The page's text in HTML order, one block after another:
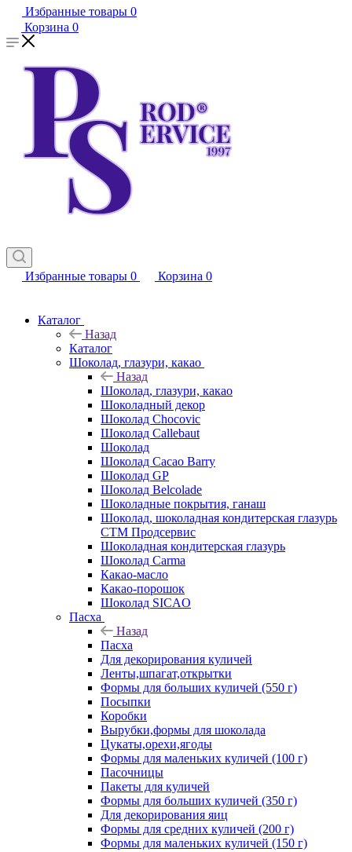
Избранные товары 0
Корзина 0
Избранные товары 0 Корзина 0
Каталог
Назад
Каталог
Шоколад, глазури, какао
Назад
Шоколад, глазури, какао
Шоколадный декор
Шоколад Chocovic
Шоколад Callebaut
Шоколад
Шоколад Cacao Barry
Шоколад GP
Шоколад Belcolade
Шоколадные покрытия, ганаш
Шоколад, шоколадная кондитерская глазурь
СТМ Продсервис
Шоколадная кондитерская глазурь
Шоколад Carma
Какао-масло
Какао-порошок
Шоколад SICAO
Пасха
Назад
Пасха
Для декорирования куличей
Ленты,шпагат,открытки
Формы для больших куличей (550 г)
Посыпки
Коробки
Вырубки,формы для шоколада
Цукаты,орехи,ягоды
Формы для маленьких куличей (100 г)
Пасочницы
Пакеты для куличей
Формы для больших куличей (350 г)
Для декорирования яиц
Формы для средних куличей (200 г)
Формы для маленьких куличей (150 г)